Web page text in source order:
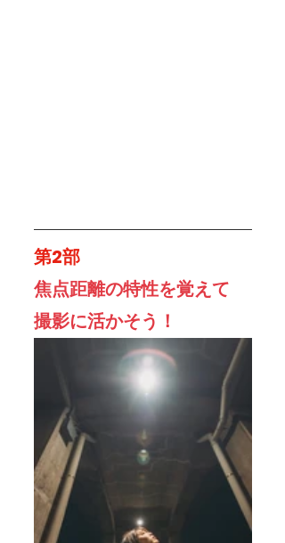
第2部
焦点距離の特性を覚えて
撮影に活かそう！